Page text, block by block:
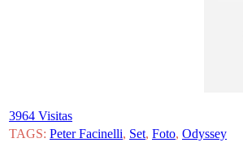
3964 Visitas
TAGS: Peter Facinelli, Set, Foto, Odyssey